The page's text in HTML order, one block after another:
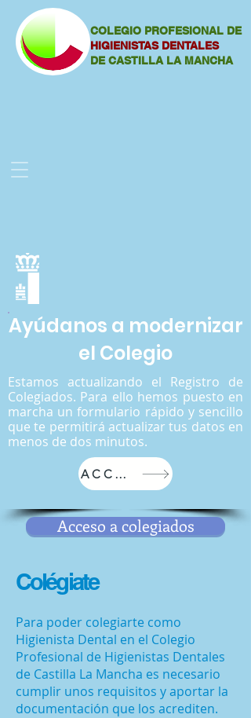
COLEGIO PROFESIONAL DE
HIGIENISTAS DENTALES
DE CASTILLA LA MANCHA
Ayúdanos a modernizar
el Colegio
Estamos actualizando el Registro de
Colegiados. Para ello hemos puesto en
marcha un formulario rápido y sencillo
que te permitirá actualizar tus datos en
menos de dos minutos.
ACCEDER
Acceso a colegiados
Colégiate
Para poder colegiarte como
Higienista Dental en el Colegio
Profesional de Higienistas Dentales
de Castilla La Mancha es necesario
cumplir unos requisitos y aportar la
documentación que los acrediten.